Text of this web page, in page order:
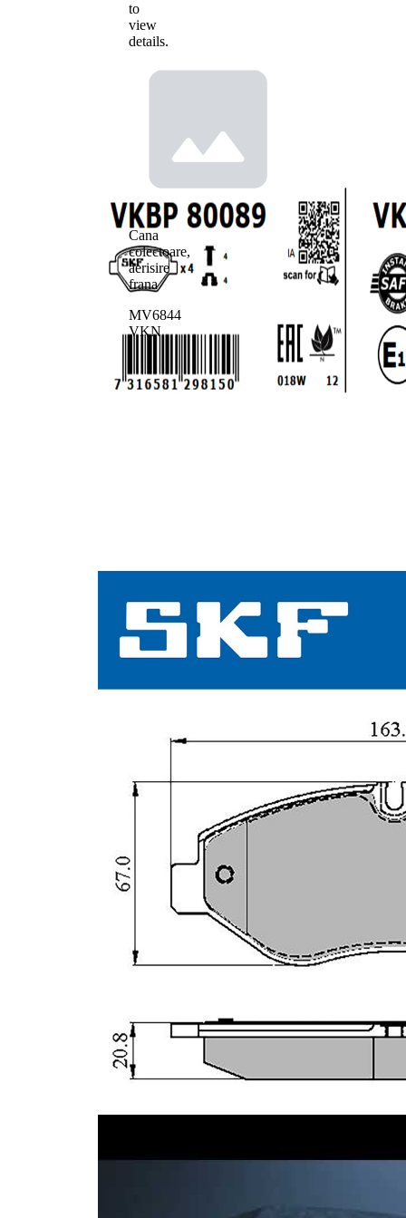
to
view
details.
Cana
colectoare,
aerisire
frana
MV6844
VKN